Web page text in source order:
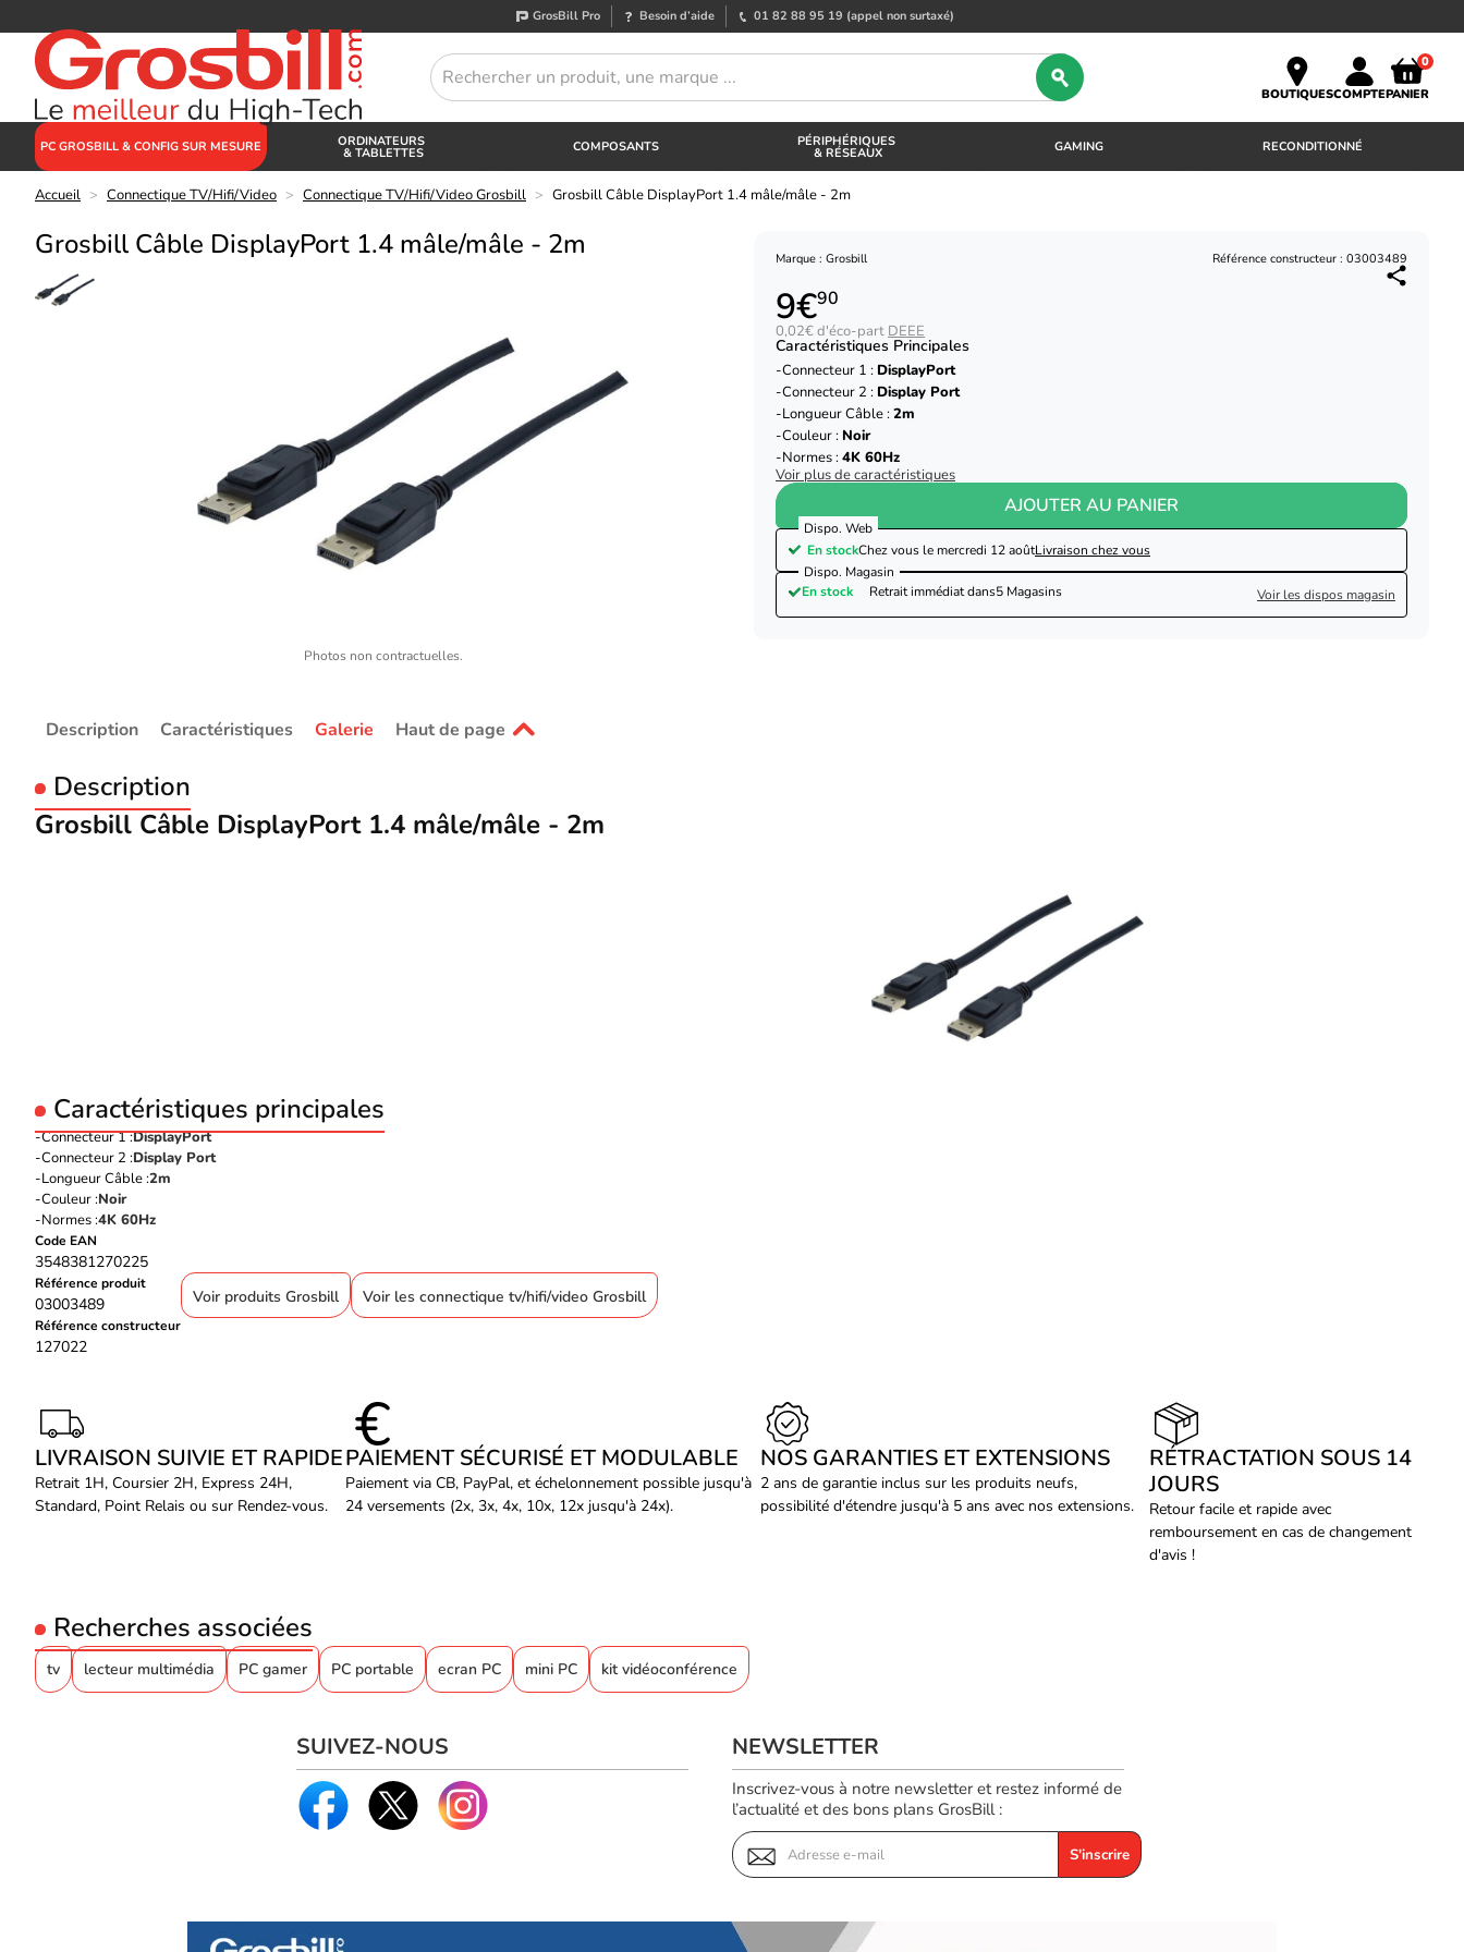
GrosBill Pro Besoin d’aide 01 82 88 95 19 (appel non surtaxé)
BOUTIQUESCOMPTE
0
PANIER
PC GROSBILL & CONFIG SUR MESURE ORDINATEURS
& TABLETTES COMPOSANTS PÉRIPHÉRIQUES
& RÉSEAUX GAMING RECONDITIONNÉ
Accueil > Connectique TV/Hifi/Video > Connectique TV/Hifi/Video Grosbill > Grosbill Câble DisplayPort 1.4 mâle/mâle - 2m
Grosbill Câble DisplayPort 1.4 mâle/mâle - 2m
Photos non contractuelles.
Marque : Grosbill Référence constructeur : 03003489
9€90
0,02€ d'éco-part DEEE
Caractéristiques Principales
Connecteur 1 : DisplayPort
Connecteur 2 : Display Port
Longueur Câble :2m
Couleur : Noir
Normes :4K 60Hz
Voir plus de caractéristiques
AJOUTER AU PANIER
Dispo. Web
En stockChez vous le mercredi 12 aoûtLivraison chez vous
Dispo. Magasin
En stock
Retrait immédiat dans5 Magasins Voir les dispos magasin
Description Caractéristiques Galerie Haut de page
Description
Grosbill Câble DisplayPort 1.4 mâle/mâle - 2m
Caractéristiques principales
Connecteur 1 :DisplayPort
Connecteur 2 :Display Port
Longueur Câble :2m
Couleur :Noir
Normes :4K 60Hz
Code EAN
3548381270225
Référence produit
03003489
Référence constructeur
127022
Voir produits Grosbill Voir les connectique tv/hifi/video Grosbill
LIVRAISON SUIVIE ET RAPIDE
Retrait 1H, Coursier 2H, Express 24H,
Standard, Point Relais ou sur Rendez-vous.
PAIEMENT SÉCURISÉ ET MODULABLE
Paiement via CB, PayPal, et échelonnement possible jusqu'à
24 versements (2x, 3x, 4x, 10x, 12x jusqu'à 24x).
NOS GARANTIES ET EXTENSIONS
2 ans de garantie inclus sur les produits neufs,
possibilité d'étendre jusqu'à 5 ans avec nos extensions.
RÉTRACTATION SOUS 14
JOURS
Retour facile et rapide avec
remboursement en cas de changement
d'avis !
Recherches associées
tv lecteur multimédia PC gamer PC portable ecran PC mini PC kit vidéoconférence
SUIVEZ-NOUS NEWSLETTER
Inscrivez-vous à notre newsletter et restez informé de
l’actualité et des bons plans GrosBill :
S'inscrire